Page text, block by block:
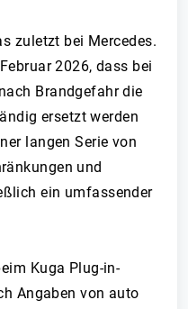
zuletzt bei Mercedes.
2026, dass bei
Brandgefahr die
ersetzt werden
langen Serie von
und
ein umfassender
Kuga Plug-in-
Angaben von auto